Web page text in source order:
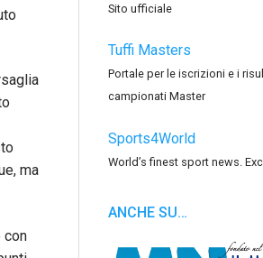
ma
con
Sito ufficiale
Tuffi Masters
Portale per le iscrizioni e i
campionati Master
Sports4World
World’s finest sport news.
ANCHE SU…